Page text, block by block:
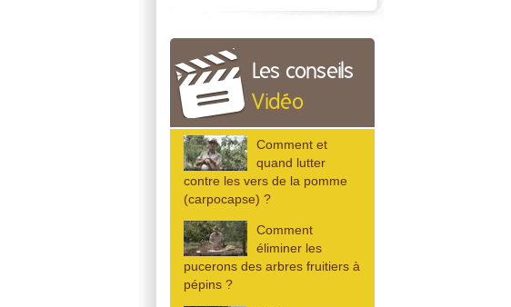
Les conseils
Vidéo
Comment et
quand lutter
contre les vers de la pomme
(carpocapse) ?
Comment
éliminer les
pucerons des arbres fruitiers à
pépins ?